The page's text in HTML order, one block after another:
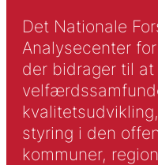
Det Nationale
Analysecenter
der bidrager til
styring i den
kommuner,